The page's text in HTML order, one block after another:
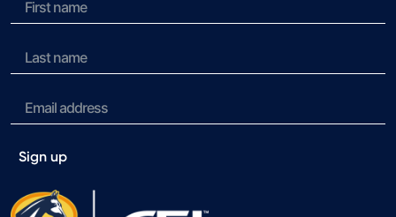
Sign up